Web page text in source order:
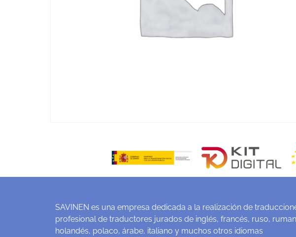
SAVINEN es una empresa dedicada a la realización de
profesional de traductores jurados de inglés, francés, ruso,
holandés, polaco, árabe, italiano y muchos otros idiomas